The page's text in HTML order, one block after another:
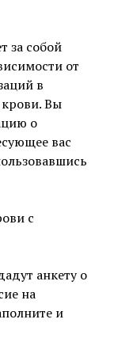
за собой
от
в
Вы
о
вас
с
анкету о
на
и